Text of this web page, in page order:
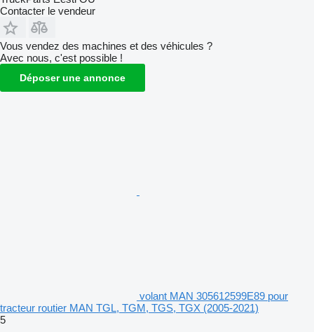
Contacter le vendeur
Vous vendez des machines et des véhicules ?
Avec nous, c'est possible !
Déposer une annonce
volant MAN 305612599E89 pour
tracteur routier MAN TGL, TGM, TGS, TGX (2005-2021)
5